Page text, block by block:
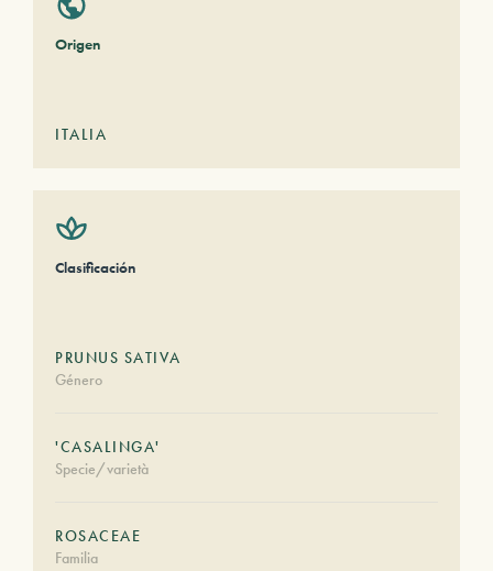
Origen
ITALIA
Clasificación
PRUNUS SATIVA
Género
'CASALINGA'
Specie/varietà
ROSACEAE
Familia